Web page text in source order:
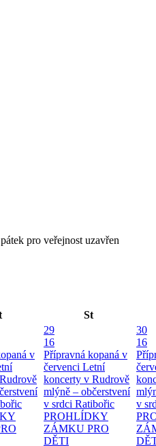
pro veřejnost uzavřen
St
v
29
16
Přípravná kopaná v
červenci Letní
koncerty v Rudrově
mlýně – občerstvení
v srdci Ratibořic
PROHLÍDKY
ZÁMKU PRO
DĚTI
30
16
v